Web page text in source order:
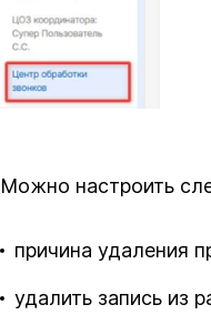
Можно настроить
причина удаления
удалить запись из